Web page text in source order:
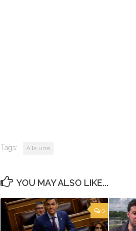
Tags: A la une
YOU MAY ALSO LIKE...
0